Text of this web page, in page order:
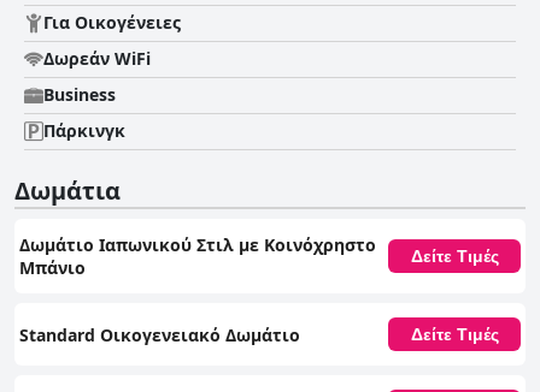
Για Οικογένειες
Δωρεάν WiFi
Business
Πάρκινγκ
Δωμάτια
Δωμάτιο Ιαπωνικού Στιλ με Κοινόχρηστο
Μπάνιο
Δείτε Τιμές
Standard Οικογενειακό Δωμάτιο Δείτε Τιμές